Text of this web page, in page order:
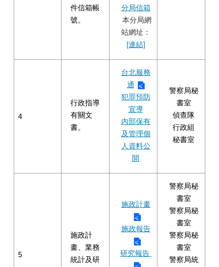
件信箱帳
號。
分局信箱
本分局網
站網址：
[連結]
4
行政指導
有關文
書。
台北服務
通
犯罪預防
宣導
內部保有
及管理個
人資料公
開
警察局秘
書室
偵查隊
行政組
秘書室
5
施政計
畫、業務
統計及研
施政計畫
施政報告
研究報告
警察局秘
書室
警察局秘
書室
警察局秘
書室
警察局統